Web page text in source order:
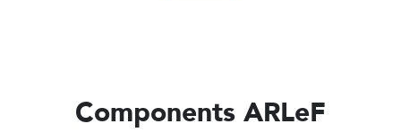
Components ARLeF